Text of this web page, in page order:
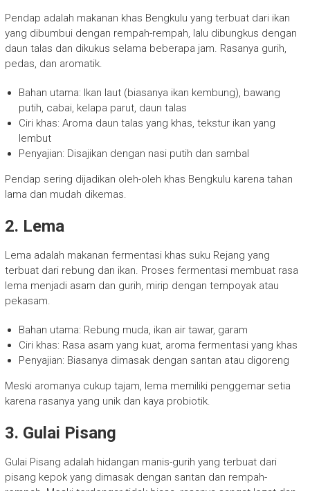
Pendap adalah makanan khas Bengkulu yang terbuat dari ikan
yang dibumbui dengan rempah-rempah, lalu dibungkus dengan
daun talas dan dikukus selama beberapa jam. Rasanya gurih,
pedas, dan aromatik.
Bahan utama: Ikan laut (biasanya ikan kembung), bawang
putih, cabai, kelapa parut, daun talas
Ciri khas: Aroma daun talas yang khas, tekstur ikan yang
lembut
Penyajian: Disajikan dengan nasi putih dan sambal
Pendap sering dijadikan oleh-oleh khas Bengkulu karena tahan
lama dan mudah dikemas.
2. Lema
Lema adalah makanan fermentasi khas suku Rejang yang
terbuat dari rebung dan ikan. Proses fermentasi membuat rasa
lema menjadi asam dan gurih, mirip dengan tempoyak atau
pekasam.
Bahan utama: Rebung muda, ikan air tawar, garam
Ciri khas: Rasa asam yang kuat, aroma fermentasi yang khas
Penyajian: Biasanya dimasak dengan santan atau digoreng
Meski aromanya cukup tajam, lema memiliki penggemar setia
karena rasanya yang unik dan kaya probiotik.
3. Gulai Pisang
Gulai Pisang adalah hidangan manis-gurih yang terbuat dari
pisang kepok yang dimasak dengan santan dan rempah-